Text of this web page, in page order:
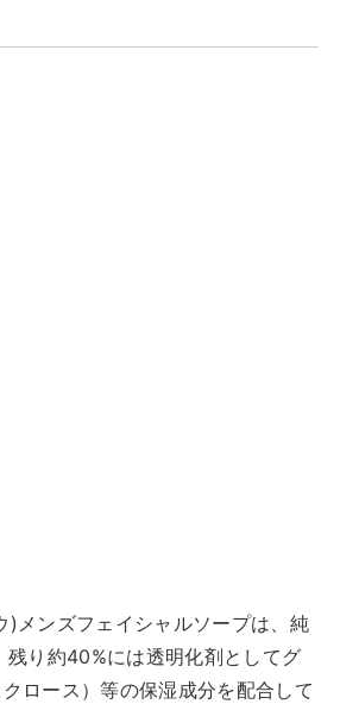
)メンズフェイシャルソープは、純
り約40%には透明化剤としてグ
ロース）等の保湿成分を配合して